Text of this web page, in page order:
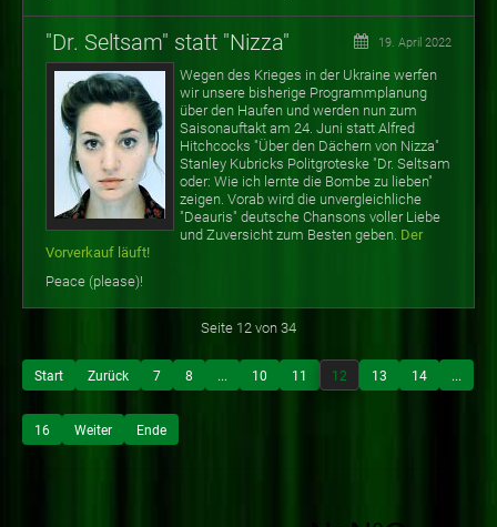
"Dr. Seltsam" statt "Nizza" 19. April 2022
Wegen des Krieges in der Ukraine werfen
wir unsere bisherige Programmplanung
über den Haufen und werden nun zum
Saisonauftakt am 24. Juni statt Alfred
Hitchcocks "Über den Dächern von Nizza"
Stanley Kubricks Politgroteske "Dr. Seltsam
oder: Wie ich lernte die Bombe zu lieben"
zeigen. Vorab wird die unvergleichliche
"Deauris" deutsche Chansons voller Liebe
und Zuversicht zum Besten geben. Der
Vorverkauf läuft!
Peace (please)!
Seite 12 von 34
Start Zurück 7 8 ... 10 11 12 13 14 ...
16 Weiter Ende